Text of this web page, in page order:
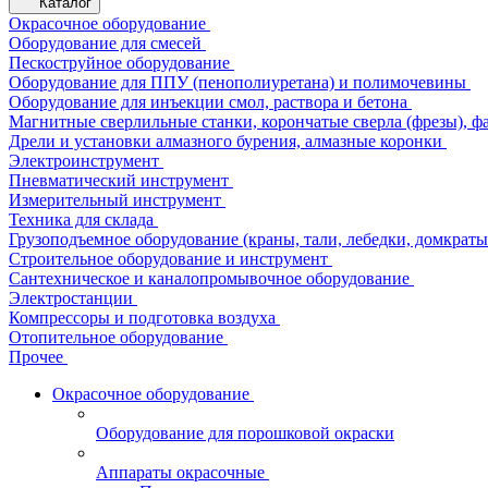
Окрасочное оборудование
Оборудование для смесей
Пескоструйное оборудование
Оборудование для ППУ (пенополиуретана) и полимочевины
Оборудование для инъекции смол, раствора и бетона
Магнитные сверлильные станки, корончатые сверла (фрезы),
Дрели и установки алмазного бурения, алмазные коронки
Электроинструмент
Пневматический инструмент
Измерительный инструмент
Техника для склада
Грузоподъемное оборудование (краны, тали, лебедки,
Строительное оборудование и инструмент
Сантехническое и каналопромывочное оборудование
Электростанции
Компрессоры и подготовка воздуха
Отопительное оборудование
Прочее
Окрасочное оборудование
Оборудование для порошковой окраски
Аппараты окрасочные